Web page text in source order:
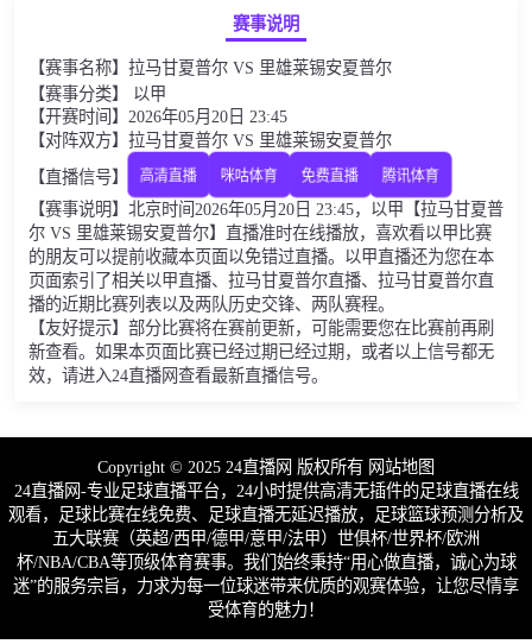
赛事说明
【赛事名称】拉马甘夏普尔 VS 里雄莱锡安夏普尔
【赛事分类】 以甲
【开赛时间】2026年05月20日 23:45
【对阵双方】拉马甘夏普尔 VS 里雄莱锡安夏普尔
【直播信号】
高清直播 咪咕体育 免费直播 腾讯体育
【赛事说明】北京时间2026年05月20日 23:45，以甲【拉马甘夏普
尔 VS 里雄莱锡安夏普尔】直播准时在线播放，喜欢看以甲比赛
的朋友可以提前收藏本页面以免错过直播。以甲直播还为您在本
页面索引了相关以甲直播、拉马甘夏普尔直播、拉马甘夏普尔直
播的近期比赛列表以及两队历史交锋、两队赛程。
【友好提示】部分比赛将在赛前更新，可能需要您在比赛前再刷
新查看。如果本页面比赛已经过期已经过期，或者以上信号都无
效，请进入24直播网查看最新直播信号。
Copyright © 2025 24直播网 版权所有 网站地图
24直播网-专业足球直播平台，24小时提供高清无插件的足球直播在线
观看，足球比赛在线免费、足球直播无延迟播放，足球篮球预测分析及
五大联赛（英超/西甲/德甲/意甲/法甲）世俱杯/世界杯/欧洲
杯/NBA/CBA等顶级体育赛事。我们始终秉持“用心做直播，诚心为球
迷”的服务宗旨，力求为每一位球迷带来优质的观赛体验，让您尽情享
受体育的魅力！